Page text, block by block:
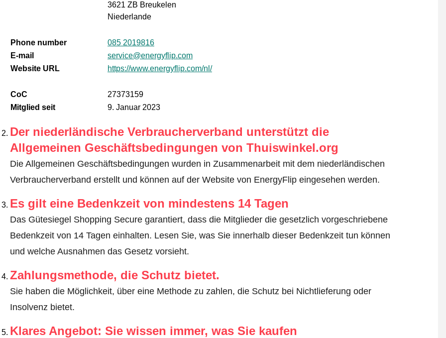
3621 ZB Breukelen
Niederlande
Phone number
085 2019816
E-mail
service@energyflip.com
Website URL
https://www.energyflip.com/nl/
CoC
27373159
Mitglied seit
9. Januar 2023
Der niederländische Verbraucherverband unterstützt die
Allgemeinen Geschäftsbedingungen von Thuiswinkel.org
Die Allgemeinen Geschäftsbedingungen wurden in Zusammenarbeit mit dem niederländischen
Verbraucherverband erstellt und können auf der Website von EnergyFlip eingesehen werden.
Es gilt eine Bedenkzeit von mindestens 14 Tagen
Das Gütesiegel Shopping Secure garantiert, dass die Mitglieder die gesetzlich vorgeschriebene
Bedenkzeit von 14 Tagen einhalten. Lesen Sie, was Sie innerhalb dieser Bedenkzeit tun können
und welche Ausnahmen das Gesetz vorsieht.
Zahlungsmethode, die Schutz bietet.
Sie haben die Möglichkeit, über eine Methode zu zahlen, die Schutz bei Nichtlieferung oder
Insolvenz bietet.
Klares Angebot: Sie wissen immer, was Sie kaufen